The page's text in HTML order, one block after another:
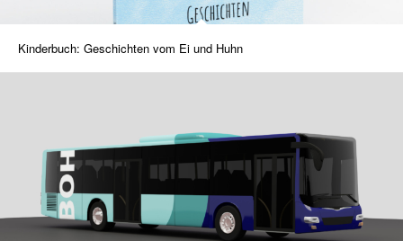
Kinderbuch: Geschichten vom Ei und Huhn